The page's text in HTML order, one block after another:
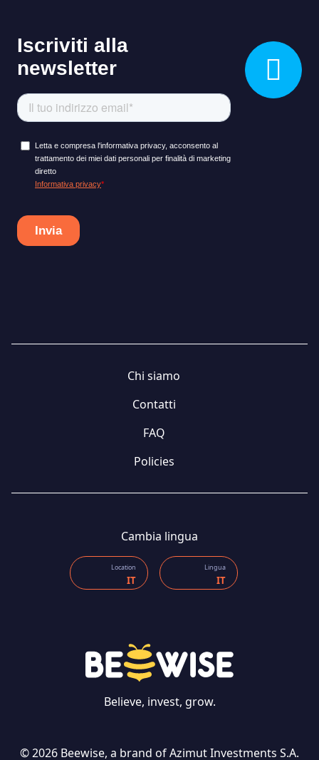
CONTATTI
Chi siamo
Contatti
FAQ
Policies
Cambia lingua
Location
IT
Lingua
IT
Believe, invest, grow.
© 2026 Beewise, a brand of Azimut Investments S.A.